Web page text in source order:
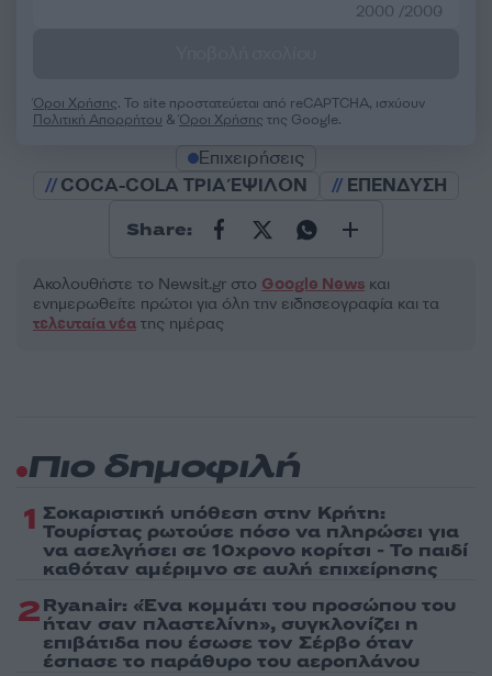
2000 /2000
Όροι Χρήσης. Το site προστατεύεται από reCAPTCHA, ισχύουν
Πολιτική Απορρήτου &Όροι Χρήσης της Google.
Επιχειρήσεις
COCA-COLA ΤΡΙΑ ΈΨΙΛΟΝ
ΕΠΕΝΔΥΣΗ
Share:
Ακολουθήστε το Νewsit.gr στο Google News και
ενημερωθείτε πρώτοι για όλη την ειδησεογραφία και τα
τελευταία νέα της ημέρας
Πιο δημοφιλή
1 Σοκαριστική υπόθεση στην Κρήτη:
Τουρίστας ρωτούσε πόσο να πληρώσει για
να ασελγήσει σε 10χρονο κορίτσι - Το παιδί
καθόταν αμέριμνο σε αυλή επιχείρησης
2Ryanair: «Ένα κομμάτι του προσώπου του
ήταν σαν πλαστελίνη», συγκλονίζει η
επιβάτιδα που έσωσε τον Σέρβο όταν
έσπασε το παράθυρο του αεροπλάνου